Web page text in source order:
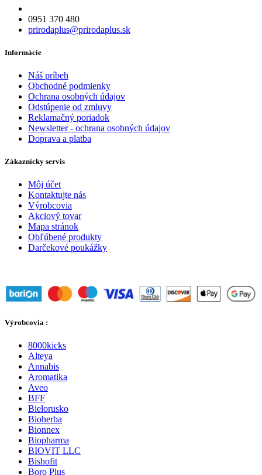
0951 370 480
prirodaplus@prirodaplus.sk
Informácie
Náš príbeh
Obchodné podmienky
Ochrana osobných údajov
Odstúpenie od zmluvy
Reklamačný poriadok
Newsletter - ochrana osobných údajov
Doprava a platba
Zákaznícky servis
Môj účet
Kontaktujte nás
Výrobcovia
Akciový tovar
Mapa stránok
Obľúbené produkty
Darčekové poukážky
Výrobcovia :
8000kicks
Alteya
Annabis
Aromatika
Aveo
BFF
Bielorusko
Bioherba
Bionnex
Biopharma
BIOVIT LLC
Bishofit
Boro Plus